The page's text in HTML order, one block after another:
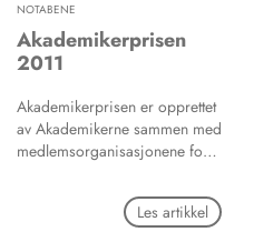
NOTABENE
Akademikerprisen
2011
Akademikerprisen er opprettet
av Akademikerne sammen med
medlemsorganisasjonene for å
enkeltperson for sitt bidrag til
akademisk frihet og arbeid for
Les artikkel